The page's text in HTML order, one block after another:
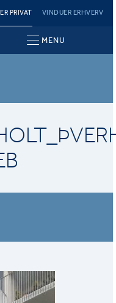
PRIVAT VINDUER ERHVERV
MENU